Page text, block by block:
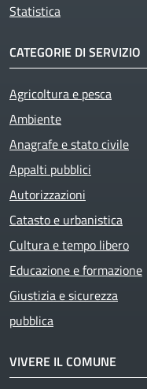
Statistica
CATEGORIE DI SERVIZIO
Agricoltura e pesca
Ambiente
Anagrafe e stato civile
Appalti pubblici
Autorizzazioni
Catasto e urbanistica
Cultura e tempo libero
Educazione e formazione
Giustizia e sicurezza
pubblica
VIVERE IL COMUNE